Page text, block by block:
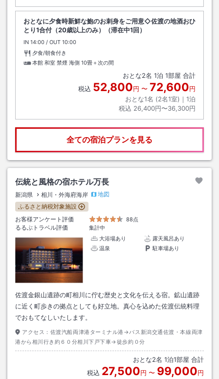
おとなに夕食時新鮮な鮑のお刺身をご用意◇佐渡の地酒おひ
とり1合付（20歳以上のみ）（滞在中1回）
IN チェックイン
14:00 / OUT チェックアウト
10:00
夕食/朝食付き
本館 和室 禁煙 海側 10畳＋次の間
おとな2名 1泊 1部屋 合計
税込 52,800円 〜 72,600円
おとな1名 (2名1室)｜ 1泊
税込 26,400円〜36,300円
全ての宿泊プランを見る
伝統と風格の宿ホテル万長
新潟県 相川・外海府海岸
地図
ふるさと納税対象施設
お客様アンケート評価
88点
るるぶトラベル評価
集計中
大浴場あり
露天風呂あり
温泉
駐車場あり
佐渡金銀山遺跡の町相川に佇む歴史と文化を伝える宿。鉱山遺跡
に近く町歩きの拠点としても好立地。真心を込めた佐渡伝統料理
でおもてなしいたします。
アクセス： 佐渡汽船両津港ターミナル港→バス新潟交通佐渡・本線両津
港から相川行き約６０分相川下戸下車→徒歩約０分
おとな2名 1泊1部屋 合計
税込 27,500円 〜 99,000円